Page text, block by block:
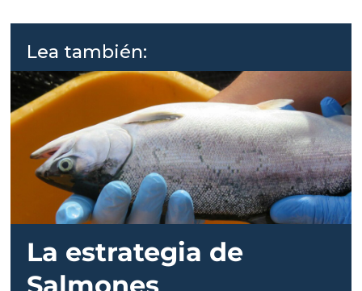
Lea también:
La estrategia de